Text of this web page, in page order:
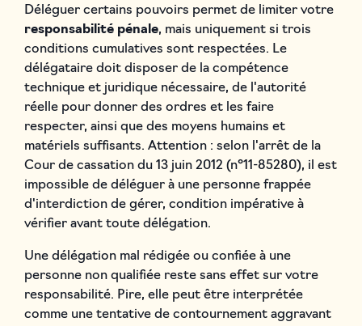
Déléguer certains pouvoirs permet de limiter votre
responsabilité pénale, mais uniquement si trois
conditions cumulatives sont respectées. Le
délégataire doit disposer de la compétence
technique et juridique nécessaire, de l'autorité
réelle pour donner des ordres et les faire
respecter, ainsi que des moyens humains et
matériels suffisants. Attention : selon l'arrêt de la
Cour de cassation du 13 juin 2012 (n°11-85280), il est
impossible de déléguer à une personne frappée
d'interdiction de gérer, condition impérative à
vérifier avant toute délégation.
Une délégation mal rédigée ou confiée à une
personne non qualifiée reste sans effet sur votre
responsabilité. Pire, elle peut être interprétée
comme une tentative de contournement aggravant